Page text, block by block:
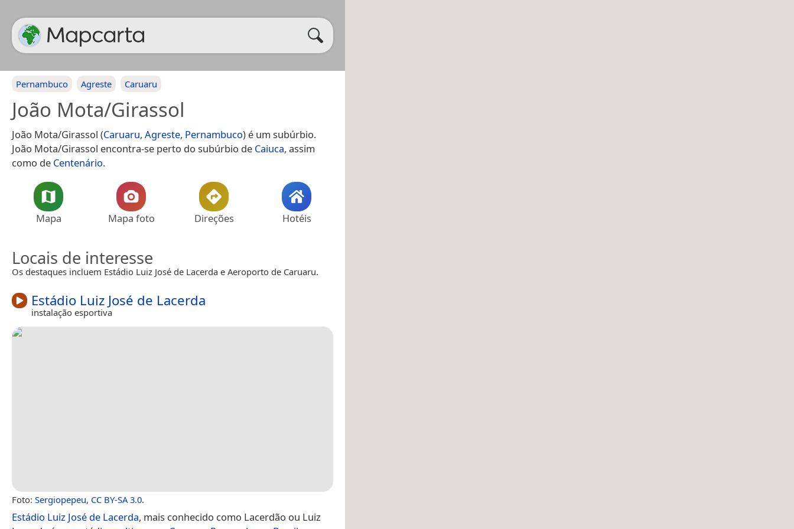
Pernambuco Agreste Caruaru
João Mota/Girassol
João Mota/Girassol (Caruaru, Agreste, Pernambuco) é um subúrbio.
João Mota/Girassol encontra-se perto do subúrbio de Caiuca, assim
como de Centenário.
Mapa Mapa foto Direções Hotéis
Locais de interesse
Os destaques incluem Estádio Luiz José de Lacerda e Aeroporto de Caruaru.
Estádio Luiz José de Lacerda
instalação esportiva
Foto: Sergiopepeu, CC BY-SA 3.0.
Estádio Luiz José de Lacerda, mais conhecido como Lacerdão ou Luiz